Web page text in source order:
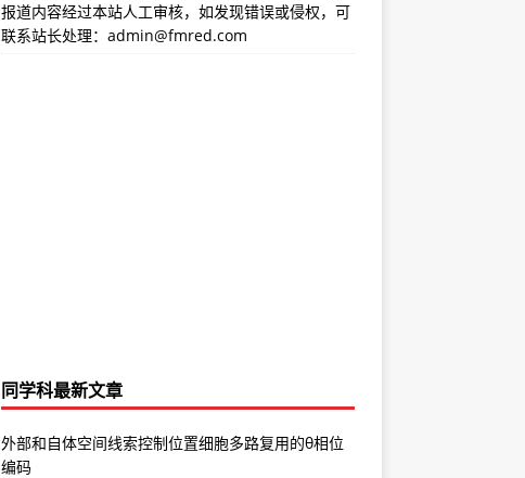
报道内容经过本站人工审核，如发现错误或侵权，可
联系站长处理：admin@fmred.com
同学科最新文章
外部和自体空间线索控制位置细胞多路复用的θ相位
编码